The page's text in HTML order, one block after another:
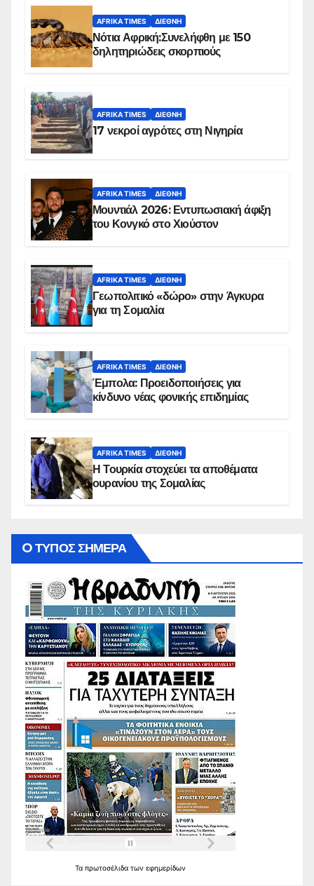
AFRIKA TIMES ΔΙΕΘΝΉ
Νότια Αφρική:Συνελήφθη με 150
δηλητηριώδεις σκορπιούς
AFRIKA TIMES ΔΙΕΘΝΉ
17 νεκροί αγρότες στη Νιγηρία
AFRIKA TIMES ΔΙΕΘΝΉ
Μουντιάλ 2026: Εντυπωσιακή άφιξη
του Κονγκό στο Χιούστον
AFRIKA TIMES ΔΙΕΘΝΉ
Γεωπολιτικό «δώρο» στην Άγκυρα
για τη Σομαλία
AFRIKA TIMES ΔΙΕΘΝΉ
Έμπολα: Προειδοποιήσεις για
κίνδυνο νέας φονικής επιδημίας
AFRIKA TIMES ΔΙΕΘΝΉ
Η Τουρκία στοχεύει τα αποθέματα
ουρανίου της Σομαλίας
O ΤΥΠΟΣ ΣΗΜΕΡΑ
Τα πρωτοσέλιδα των εφημερίδων